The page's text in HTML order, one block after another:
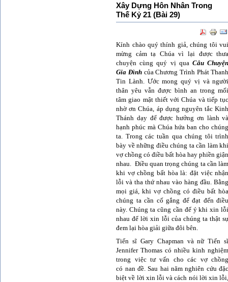
Xây Dựng Hôn Nhân Trong
Thế Kỷ 21 (Bài 29)
Kính chào quý thính giả, chúng tôi
mừng cảm tạ Chúa vì lại được
chuyện cùng quý vị quaCâu
Gia Ðìnhcủa Chương Trình Phát
Tin Lành. Ước mong quý vị và
thân yêu vẫn được bình an trong
tâm giao mật thiết với Chúa và tiếp
nhờ ơn Chúa, áp dụng nguyên tắc
Thánh dạy để được hưởng ơn lành
hạnh phúc mà Chúa hứa ban cho
ta. Trong các tuần qua chúng tôi
bày về những điều chúng ta cần làm
vợ chồng có điều bất hòa hay phiền
nhau. Ðiều quan trọng chúng ta cần
khi vợ chồng bất hòa là: đặt việc
lỗi và tha thứ nhau vào hàng đầu.
mọi giá, khi vợ chồng có điều bất
chúng ta cần cố gắng để đạt đến
này. Chúng ta cũng cần để ý khi xin
nhau để lời xin lỗi của chúng ta thật
đem lại hòa giải giữa đôi bên.
Tiến sĩ Gary Chapman và nữ Tiến
Jennifer Thomas có nhiều kinh
trong việc tư vấn cho các vợ
có nan đề. Sau hai năm nghiên cứu
biệt về lời xin lỗi và cách nói lời xin